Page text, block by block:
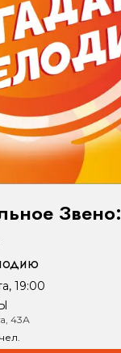
Звено:
19:00
43А